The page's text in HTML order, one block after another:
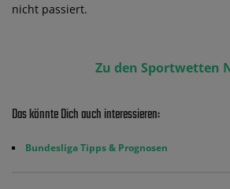
nicht passiert.
Zu den Sportwetten
Das könnte Dich auch interessieren:
Bundesliga Tipps & Prognosen